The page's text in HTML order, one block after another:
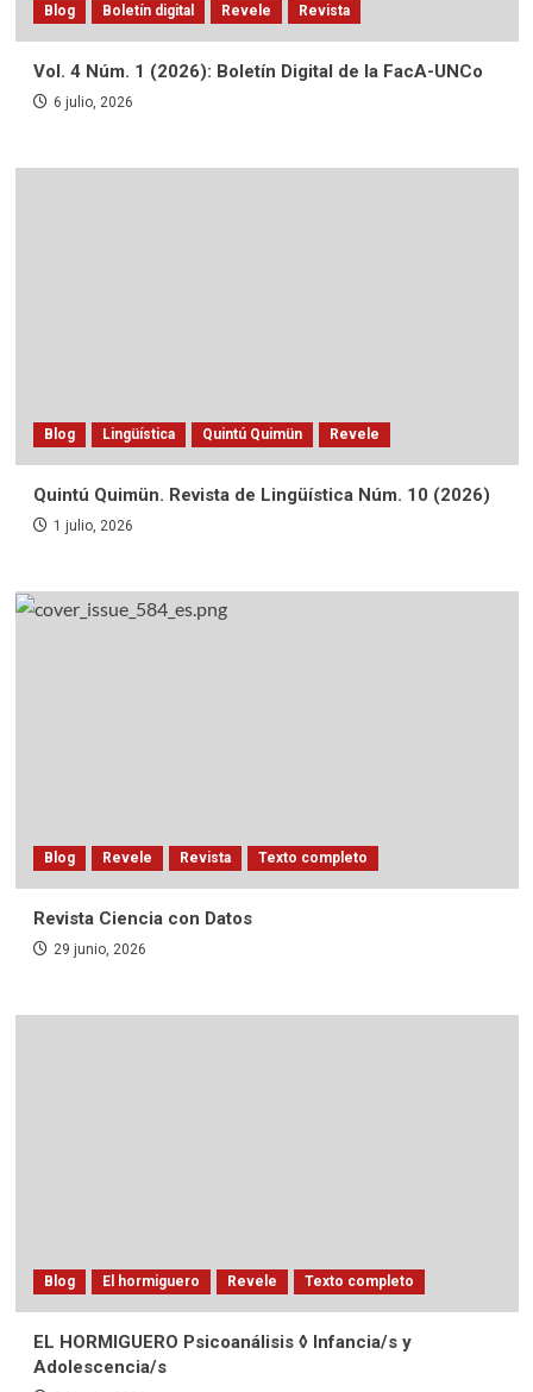
Blog Boletín digital Revele Revista
Vol. 4 Núm. 1 (2026): Boletín Digital de la FacA-UNCo
6 julio, 2026
Blog Lingüística Quintú Quimün Revele
Quintú Quimün. Revista de Lingüística Núm. 10 (2026)
1 julio, 2026
Blog Revele Revista Texto completo
Revista Ciencia con Datos
29 junio, 2026
Blog El hormiguero Revele Texto completo
EL HORMIGUERO Psicoanálisis ◊ Infancia/s y
Adolescencia/s